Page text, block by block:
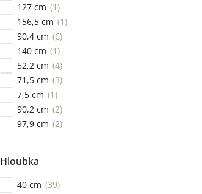
127 cm
1
156,5 cm
1
90,4 cm
6
140 cm
1
52,2 cm 4
71,5 cm 3
7,5 cm
1
90,2 cm
2
97,9 cm
2
Hloubka
40 cm 39